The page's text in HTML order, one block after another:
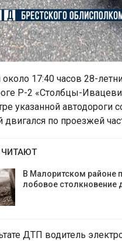
около 17:40 часов 28-
Р-2 «Столбцы-
указанной автодороги
двигался по проезжей
ЧИТАЮТ
В Малоритском районе
лобовое столкновение
ДТП водитель